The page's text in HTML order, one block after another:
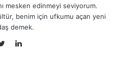
mesken edinmeyi seviyorum.
benim için ufkumu açan yeni
demek.
LinkedIn